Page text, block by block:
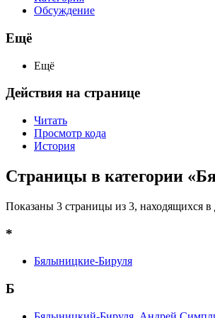
Обсуждение
Ещё
Ещё
Действия на странице
Читать
Просмотр кода
История
Страницы в категории
Показаны 3 страницы из 3, находящихся в
*
Бялыницкие-Бируля
Б